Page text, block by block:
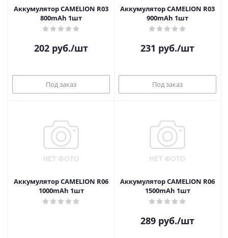
Аккумулятор CAMELION R03
800mAh 1шт
202 руб./шт
Под заказ
Аккумулятор CAMELION R03
900mAh 1шт
231 руб./шт
Под заказ
Аккумулятор CAMELION R06
1000mAh 1шт
Аккумулятор CAMELION R06
1500mAh 1шт
289 руб./шт